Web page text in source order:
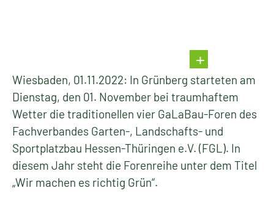
Wiesbaden, 01.11.2022: In Grünberg starteten am
Dienstag, den 01. November bei traumhaftem
Wetter die traditionellen vier GaLaBau-Foren des
Fachverbandes Garten-, Landschafts- und
Sportplatzbau Hessen-Thüringen e.V. (FGL). In
diesem Jahr steht die Forenreihe unter dem Titel
„Wir machen es richtig Grün“.